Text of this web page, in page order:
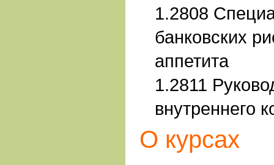
1.2808
банковских
аппетита
1.2811
внутреннего
О курсах